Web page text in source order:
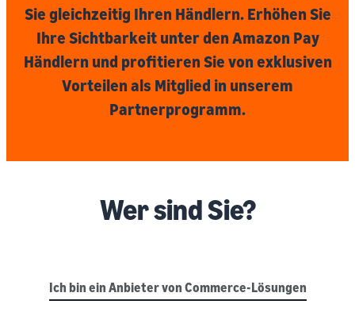
Sie gleichzeitig Ihren Händlern. Erhöhen Sie
Ihre Sichtbarkeit unter den Amazon Pay
Händlern und profitieren Sie von exklusiven
Vorteilen als Mitglied in unserem
Partnerprogramm.
Wer sind Sie?
Ich bin ein Anbieter von Commerce-Lösungen